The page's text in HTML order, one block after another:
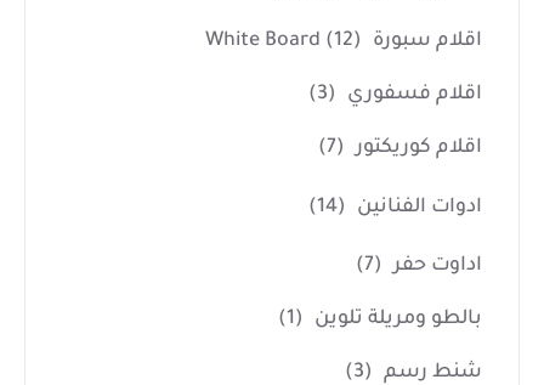
اقلام سبورة White Board (12)
اقلام فسفوري (3)
اقلام كوريكتور (7)
ادوات الفنانين (14)
اداوت حفر (7)
بالطو ومريلة تلوين (1)
شنط رسم (3)